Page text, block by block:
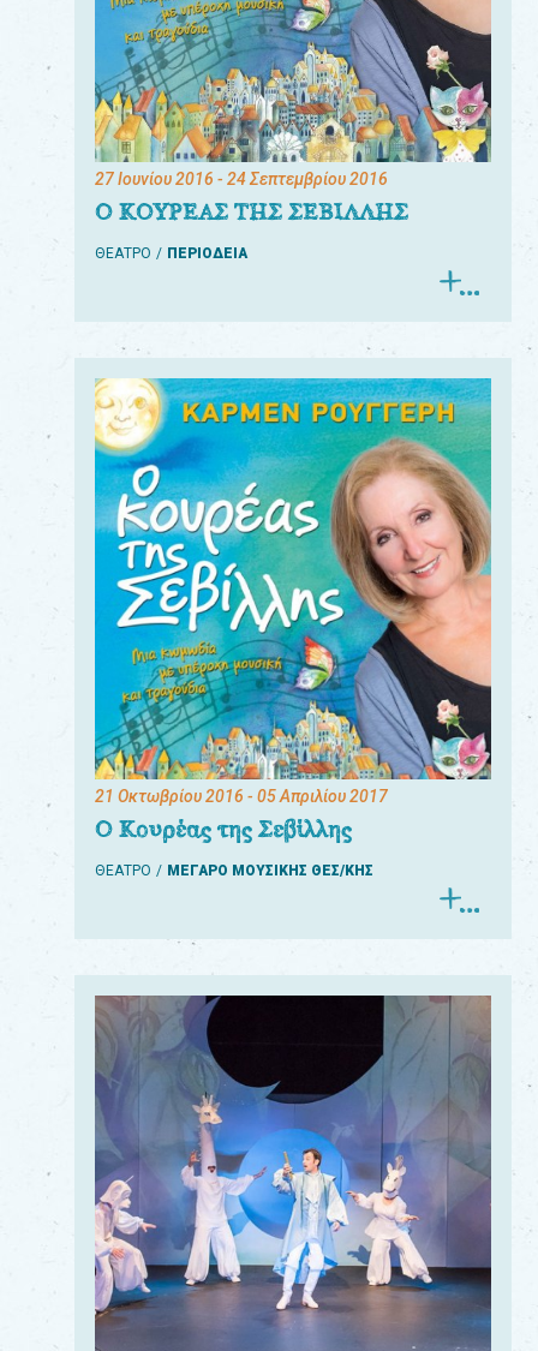
27 Ιουνίου 2016 - 24 Σεπτεμβρίου 2016
Ο ΚΟΥΡΕΑΣ ΤΗΣ ΣΕΒΙΛΛΗΣ
ΘΕΑΤΡΟ ΠΕΡΙΟΔΕΙΑ
21 Οκτωβρίου 2016 - 05 Απριλίου 2017
Ο Κουρέας της Σεβίλλης
ΘΕΑΤΡΟ ΜΕΓΑΡΟ ΜΟΥΣΙΚΗΣ ΘΕΣ/ΚΗΣ